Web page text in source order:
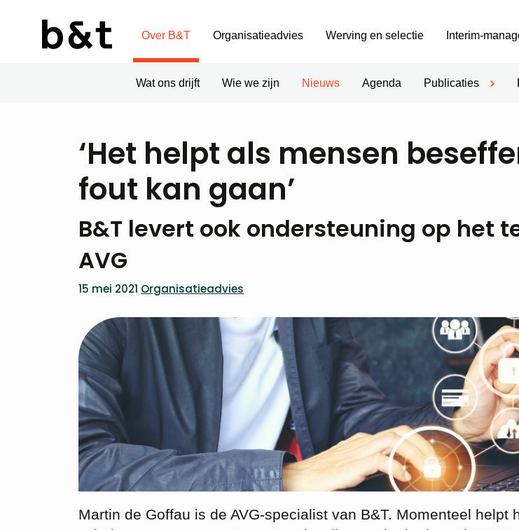
Over B&T
Wat ons drijft Wie we zijn Nieuws Agenda Publicaties
Organisatieadvies Werving en selectie Interim-
‘Het helpt als mensen
fout kan gaan’
B&T levert ook ondersteuning op het
AVG
15 mei 2021 Organisatieadvies
Martin de Goffau is de AVG-specialist van B&T. Momenteel helpt